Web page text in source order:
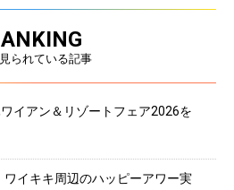
られている記事
イアン＆リゾートフェア2026を
ワイキキ周辺のハッピーアワー実